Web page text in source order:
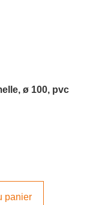
ø 100, pvc
panier